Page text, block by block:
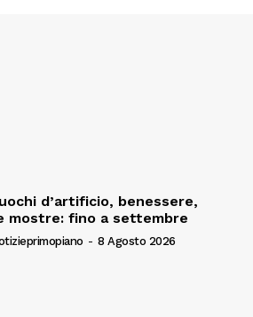
d’artificio, benessere,
mostre: fino a settembre
- 8 Agosto 2026